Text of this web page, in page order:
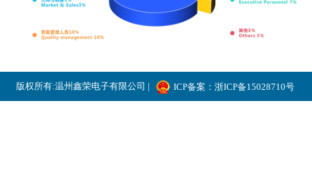
版权所有:温州鑫荣电子有限公司 | ICP备案：浙ICP备15028710号